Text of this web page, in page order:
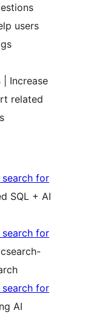
users
| Increase
related
for
SQL + AI
for
for
AI